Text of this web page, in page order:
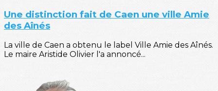
Une distinction fait de Caen une ville Amie
des Aînés
La ville de Caen a obtenu le label Ville Amie des Aînés.
Le maire Aristide Olivier l'a annoncé...